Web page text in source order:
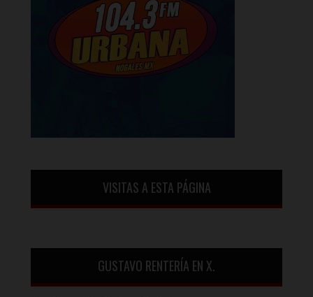
VISITAS A ESTA PÁGINA
GUSTAVO RENTERÍA EN X.